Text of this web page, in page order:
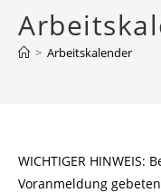
> Arbeitskalender
WICHTIGER
Voranmeldung